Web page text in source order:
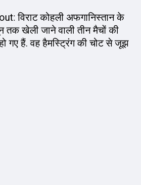
विराट कोहली अफगान‍िस्तान के
खेली जाने वाली तीन मैचों की
गए हैं. वह हैमस्ट्रिंग की चोट से जूझ